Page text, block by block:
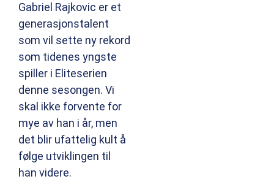
Gabriel Rajkovic er et
generasjonstalent
som vil sette ny rekord
som tidenes yngste
spiller i Eliteserien
denne sesongen. Vi
skal ikke forvente for
mye av han i år, men
det blir ufattelig kult å
følge utviklingen til
han videre.